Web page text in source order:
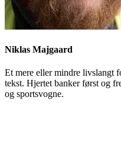
Niklas Majgaard
Et mere eller mindre livslangt
tekst. Hjertet banker først og
og sportsvogne.